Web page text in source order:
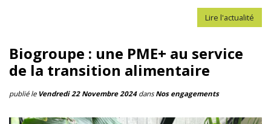
Lire l'actualité
Biogroupe : une PME+ au service
de la transition alimentaire
publié le Vendredi 22 Novembre 2024 dans Nos engagements